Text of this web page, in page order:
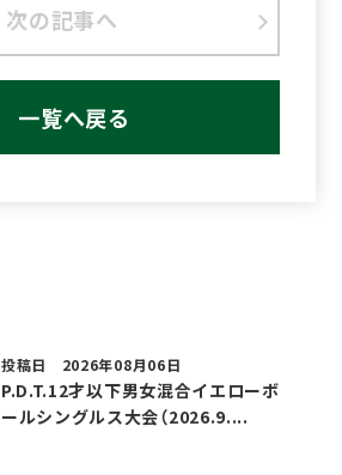
一覧へ戻る
次の記事へ
投稿日 2026年08月06日
P.D.T.12才以下男女混合イエローボ
ールシングルス大会（2026.9....